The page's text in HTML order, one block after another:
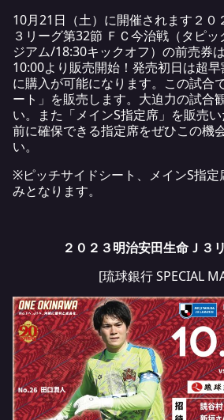
10月21日（土）に開催されます２０
３リーグ第32節 ＦＣ今治戦（タピ
ジアム/18:30キックオフ）の前売券
10:00より販売開始！発売初日は超
に購入が可能になります。この試合
ート」を販売します。大迫力の試合
い。また「メインS指定席」を販売
前に確保できる指定席をぜひこの機
い。
※ピッチサイドシート、メインS指
みとなります。
２０２３明治安田生命Ｊ３
[琉球銀行 SPECIAL